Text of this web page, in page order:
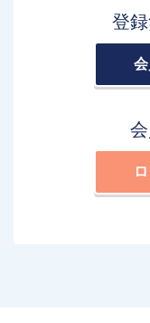
登